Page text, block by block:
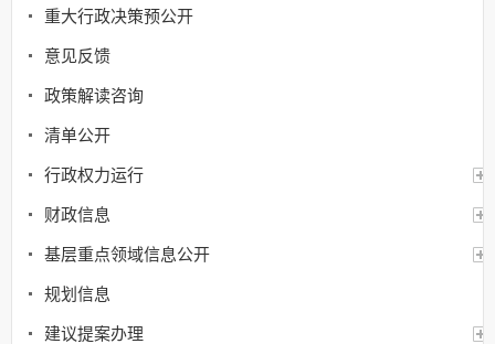
重大行政决策预公开
意见反馈
政策解读咨询
清单公开
行政权力运行
财政信息
基层重点领域信息公开
规划信息
建议提案办理